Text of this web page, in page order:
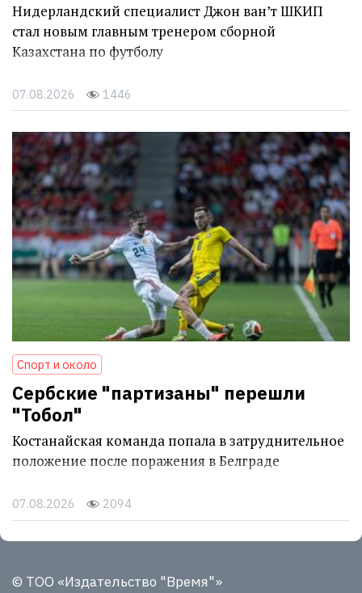
Нидерландский специалист Джон ван’т ШКИП
стал новым главным тренером сборной
Казахстана по футболу
07.08.2026 1446
Спорт и около
Сербские "партизаны" перешли
"Тобол"
Костанайская команда попала в затруднительное
положение после поражения в Белграде
07.08.2026 2094
© ТОО «Издательство "Время"»